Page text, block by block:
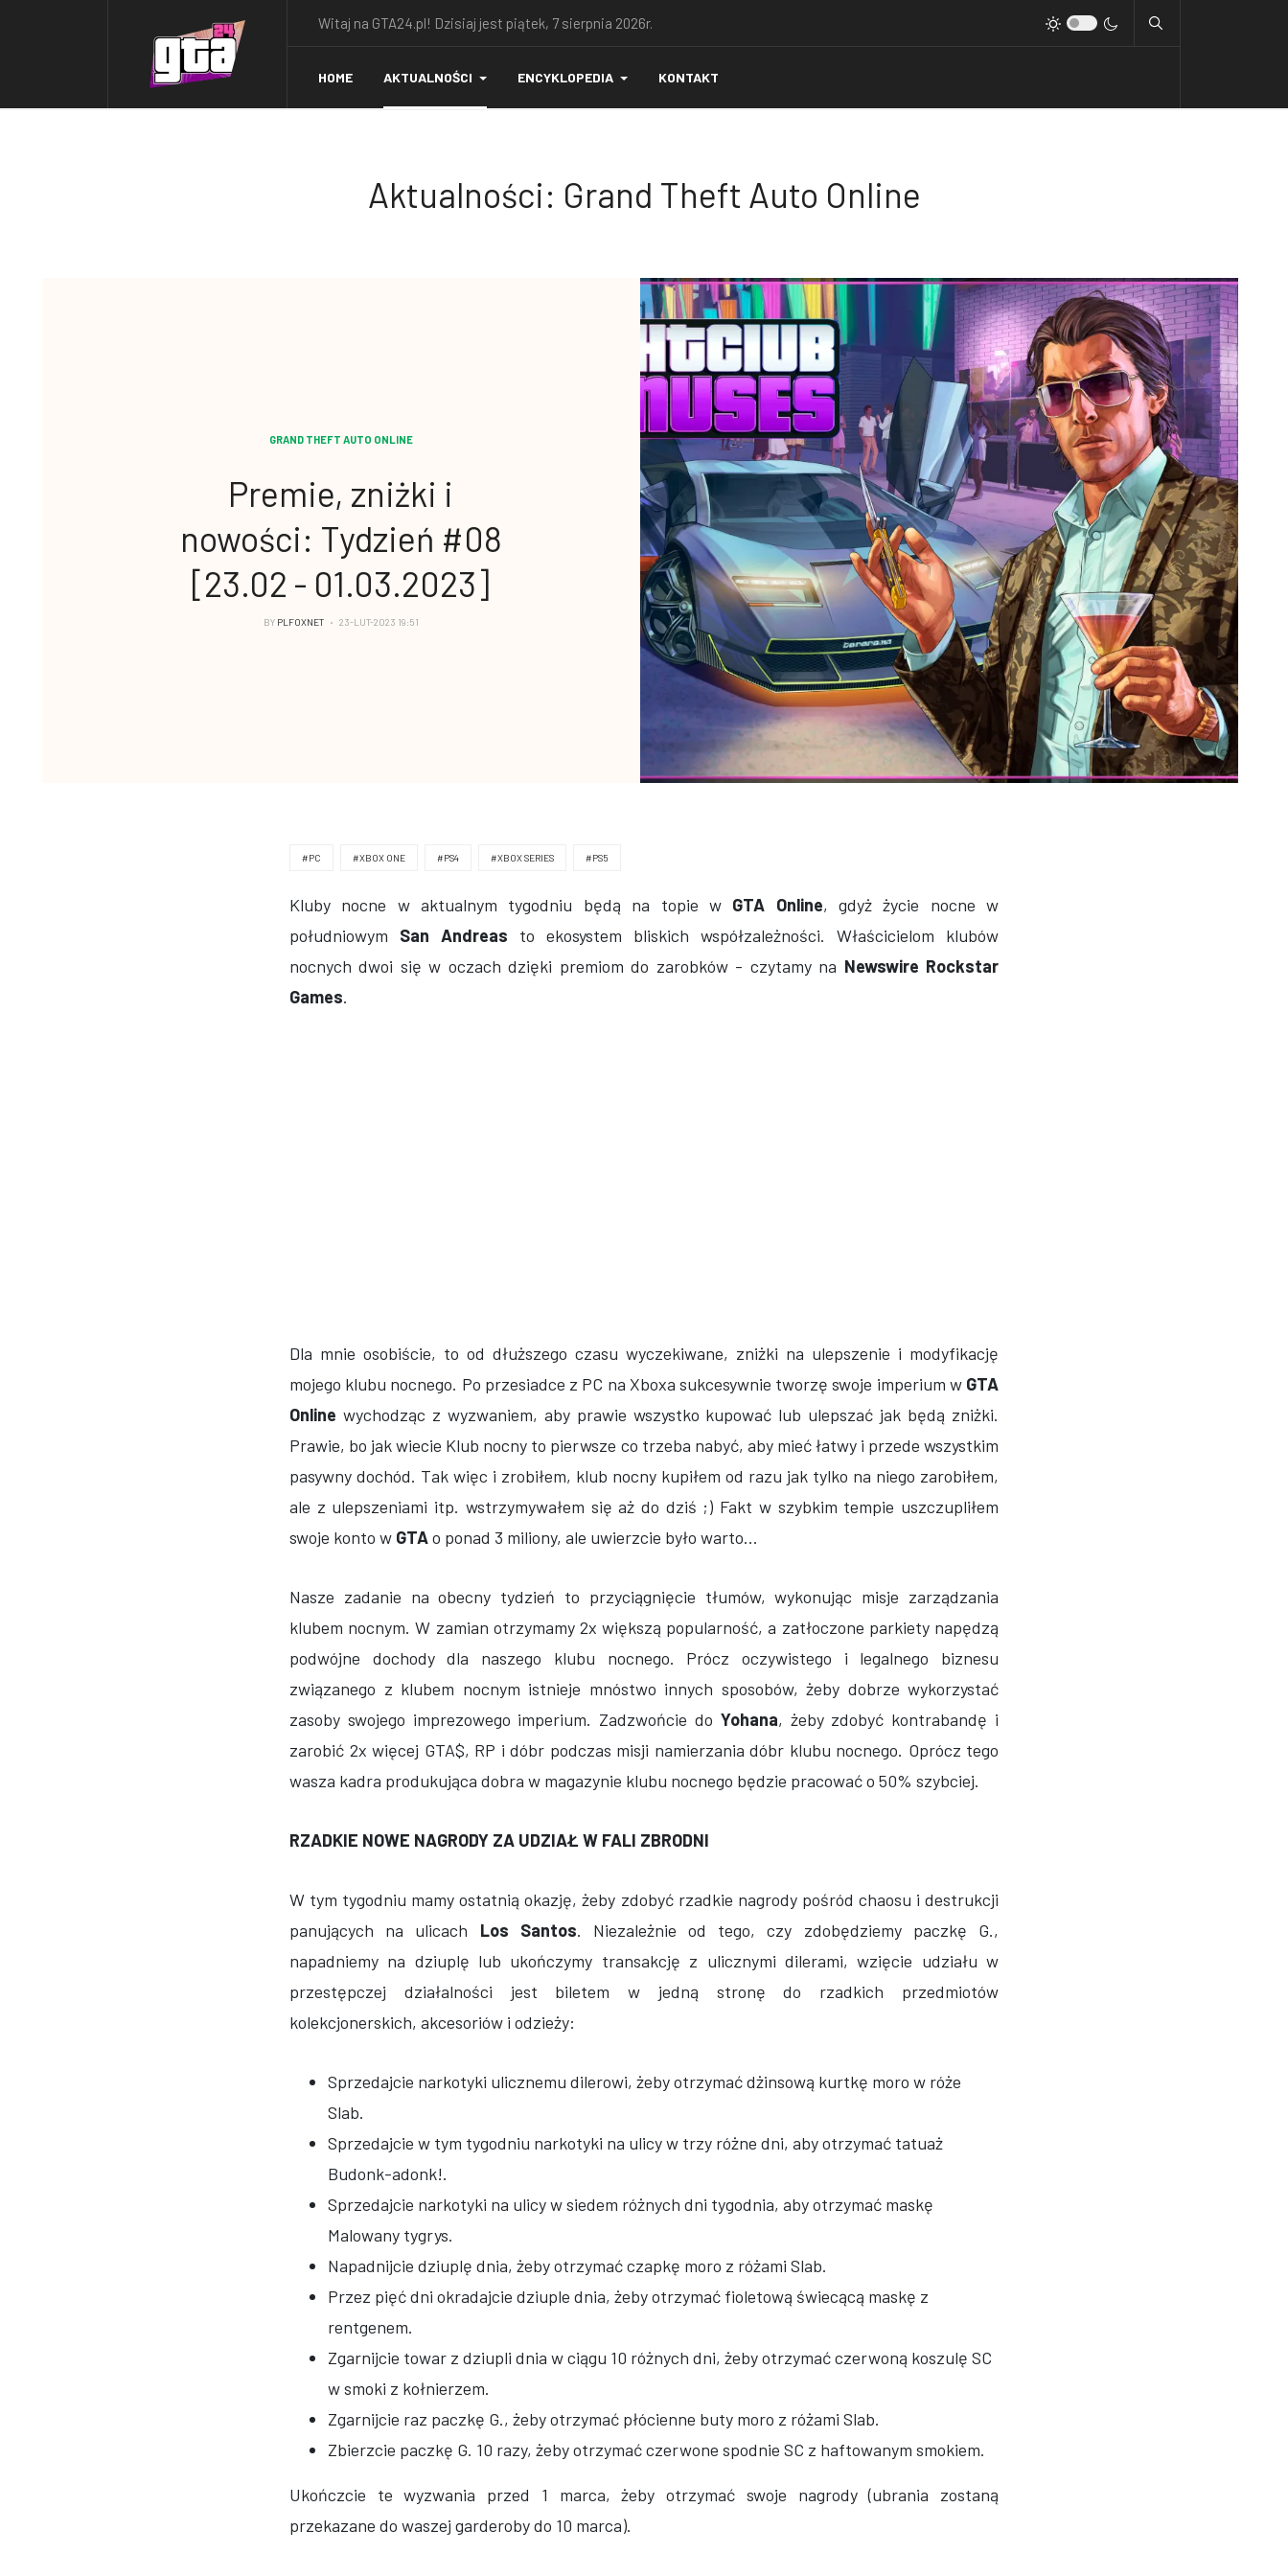
Witaj na GTA24.pl! Dzisiaj jest piątek, 7 sierpnia 2026r.
HOME AKTUALNOŚCI ENCYKLOPEDIA KONTAKT
Aktualności: Grand Theft Auto Online
GRAND THEFT AUTO ONLINE
Premie, zniżki i
nowości: Tydzień #08
[23.02 - 01.03.2023]
BY PLFOXNET 23-LUT-2023 19:51
#PC #XBOX ONE #PS4 #XBOX SERIES #PS5
Kluby nocne w aktualnym tygodniu będą na topie w GTA Online, gdyż życie nocne w
południowym San Andreas to ekosystem bliskich współzależności. Właścicielom klubów
nocnych dwoi się w oczach dzięki premiom do zarobków - czytamy na Newswire Rockstar
Games.
Dla mnie osobiście, to od dłuższego czasu wyczekiwane, zniżki na ulepszenie i modyfikację
mojego klubu nocnego. Po przesiadce z PC na Xboxa sukcesywnie tworzę swoje imperium w GTA
Online wychodząc z wyzwaniem, aby prawie wszystko kupować lub ulepszać jak będą zniżki.
Prawie, bo jak wiecie Klub nocny to pierwsze co trzeba nabyć, aby mieć łatwy i przede wszystkim
pasywny dochód. Tak więc i zrobiłem, klub nocny kupiłem od razu jak tylko na niego zarobiłem,
ale z ulepszeniami itp. wstrzymywałem się aż do dziś ;) Fakt w szybkim tempie uszczupliłem
swoje konto w GTAo ponad 3 miliony, ale uwierzcie było warto...
Nasze zadanie na obecny tydzień to przyciągnięcie tłumów, wykonując misje zarządzania
klubem nocnym. W zamian otrzymamy 2x większą popularność, a zatłoczone parkiety napędzą
podwójne dochody dla naszego klubu nocnego. Prócz oczywistego i legalnego biznesu
związanego z klubem nocnym istnieje mnóstwo innych sposobów, żeby dobrze wykorzystać
zasoby swojego imprezowego imperium. Zadzwońcie do Yohana, żeby zdobyć kontrabandę i
zarobić 2x więcej GTA$, RP i dóbr podczas misji namierzania dóbr klubu nocnego. Oprócz tego
wasza kadra produkująca dobra w magazynie klubu nocnego będzie pracować o 50% szybciej.
RZADKIE NOWE NAGRODY ZA UDZIAŁ W FALI ZBRODNI
W tym tygodniu mamy ostatnią okazję, żeby zdobyć rzadkie nagrody pośród chaosu i destrukcji
panujących na ulicach Los Santos. Niezależnie od tego, czy zdobędziemy paczkę G.,
napadniemy na dziuplę lub ukończymy transakcję z ulicznymi dilerami, wzięcie udziału w
przestępczej działalności jest biletem w jedną stronę do rzadkich przedmiotów
kolekcjonerskich, akcesoriów i odzieży:
Sprzedajcie narkotyki ulicznemu dilerowi, żeby otrzymać dżinsową kurtkę moro w róże
Slab.
Sprzedajcie w tym tygodniu narkotyki na ulicy w trzy różne dni, aby otrzymać tatuaż
Budonk-adonk!.
Sprzedajcie narkotyki na ulicy w siedem różnych dni tygodnia, aby otrzymać maskę
Malowany tygrys.
Napadnijcie dziuplę dnia, żeby otrzymać czapkę moro z różami Slab.
Przez pięć dni okradajcie dziuple dnia, żeby otrzymać fioletową świecącą maskę z
rentgenem.
Zgarnijcie towar z dziupli dnia w ciągu 10 różnych dni, żeby otrzymać czerwoną koszulę SC
w smoki z kołnierzem.
Zgarnijcie raz paczkę G., żeby otrzymać płócienne buty moro z różami Slab.
Zbierzcie paczkę G. 10 razy, żeby otrzymać czerwone spodnie SC z haftowanym smokiem.
Ukończcie te wyzwania przed 1 marca, żeby otrzymać swoje nagrody (ubrania zostaną
przekazane do waszej garderoby do 10 marca).